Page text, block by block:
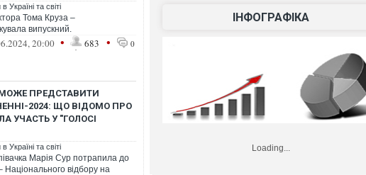
Україні та світі
Тома Круза –
випускний.
20:00 • 683 • 0
ПРЕДСТАВИТИ
2024: ЩО ВІДОМО ПРО
УЧАСТЬ У "ГОЛОСІ
Україні та світі
Марія Сур потрапила до
відбору на
ІНФОГРАФІКА
Loading...